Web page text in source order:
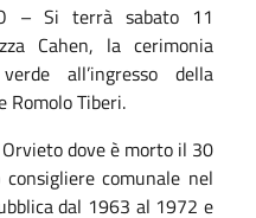
– Si terrà sabato 11
Cahen, la cerimonia
all’ingresso della
Romolo Tiberi.
dove è morto il 30
comunale nel
dal 1963 al 1972 e